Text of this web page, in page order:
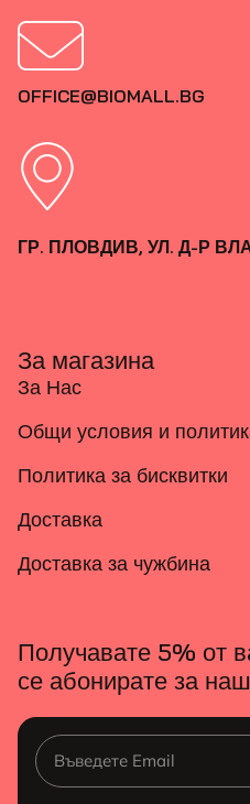
OFFICE@BIOMALL.BG
ГР. ПЛОВДИВ, УЛ. Д-Р
За магазина
За Нас
Общи условия и
Политика за бисквитки
Доставка
Доставка за чужбина
Получавате 5% от
се абонирате за